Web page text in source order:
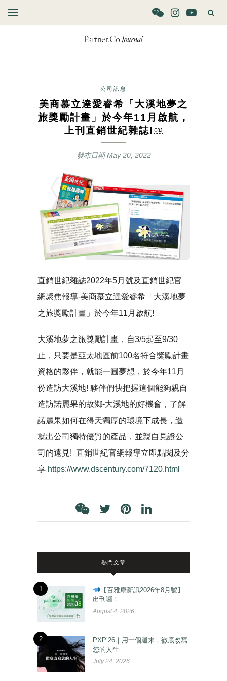
公司訊息
美商慕立達愛睿希「大溪地夢之
旅獎勵計畫」於今年11月啟航，
上刊直銷世紀雜誌!￼
發布日期May 20, 2022
直銷世紀雜誌2022年5月號及直銷世紀官
網聚焦報導-美商慕立達愛睿希「大溪地夢
之旅獎勵計畫」於今年11月啟航!
大溪地夢之旅獎勵計畫，自3/5起至9/30
止，只要是亞太地區前100名符合獎勵計畫
資格的夥伴，就能一圓夢想，於今年11月
份造訪大溪地! 夥伴們快把握這個能夠親自
造訪諾麗果的故鄉-大溪地的好機會，了解
諾麗果如何在得天獨厚的環境下成長，造
就出公司獨特優質的產品，並親自見證公
司的遠見! 直銷世紀官網報導立即點閱及分
享 https://www.dscentury.com/7120.html
熱門文章
1
【百雅康新訊2026年8月號】
出刊囉！
August 4, 2026
2
PXP’26｜用一個週末，徹底改寫
您的人生
July 24, 2026